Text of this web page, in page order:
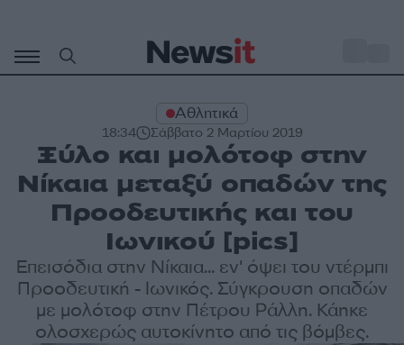
περιεχόμενο
Αθλητικά
18:34 Σάββατο 2 Μαρτίου 2019
Ξύλο και μολότοφ στην
Νίκαια μεταξύ οπαδών της
Προοδευτικής και του
Ιωνικού [pics]
Επεισόδια στην Νίκαια... εν' όψει του ντέρμπι
Προοδευτική - Ιωνικός. Σύγκρουση οπαδών
με μολότοφ στην Πέτρου Ράλλη. Κάηκε
ολοσχερώς αυτοκίνητο από τις βόμβες.